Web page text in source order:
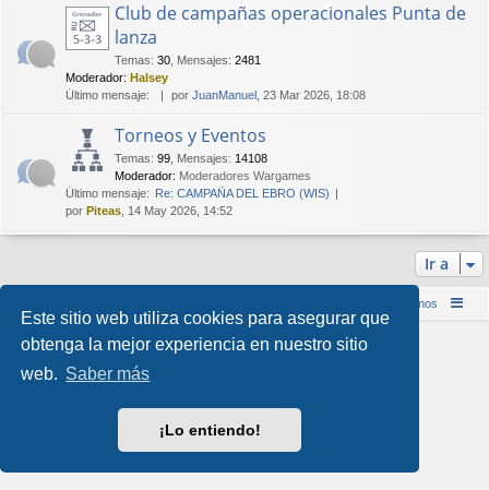
Este sitio web utiliza cookies para asegurar que
obtenga la mejor experiencia en nuestro sitio
web. Saber más
¡Lo entiendo!
Club de campañas operacionales Punta de
lanza
Temas: 30 Mensajes: 2481
Moderador: Halsey
Último mensaje:
por JuanManuel , 23 Mar 2026, 18:08
Torneos y Eventos
Temas: 99 Mensajes: 14108
Moderador: Moderadores Wargames
Último mensaje: Re: CAMPAÑA DEL EBRO (WIS)
por Piteas , 14 May 2026, 14:52
Ir a
Contáctenos
Desarrollado porphpBB® Forum Software © phpBB Limited
Traducción al español por